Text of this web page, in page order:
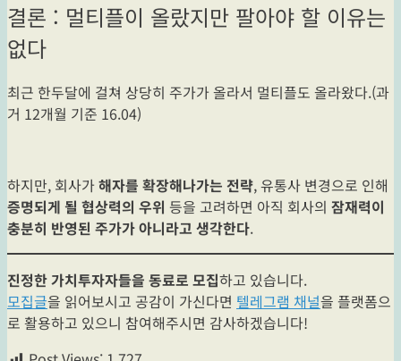
결론 : 멀티플이 올랐지만 팔아야 할 이유는
없다
최근 한두달에 걸쳐 상당히 주가가 올라서 멀티플도 올라왔다.(과
거 12개월 기준 16.04)
하지만, 회사가해자를 확장해나가는 전략, 유통사 변경으로 인해
증명되게 될 협상력의 우위 등을 고려하면 아직 회사의 잠재력이
충분히 반영된 주가가 아니라고 생각한다.
진정한 가치투자자들을 동료로 모집하고 있습니다.
모집글을 읽어보시고 공감이 가신다면 텔레그램 채널을 플랫폼으
로 활용하고 있으니 참여해주시면 감사하겠습니다!